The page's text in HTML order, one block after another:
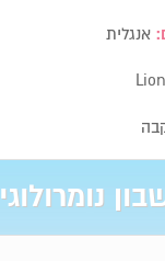
אנגלית
נומרולוגי